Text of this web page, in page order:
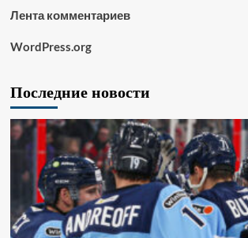
Лента комментариев
WordPress.org
Последние новости